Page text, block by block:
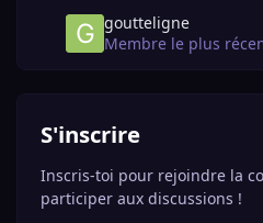
goutteligne
Membre le plus
S'inscrire
Inscris-toi pour rejoindre la
participer aux discussions !